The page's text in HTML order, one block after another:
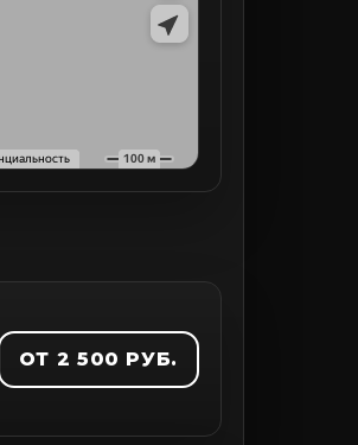
ОТ 2 500 РУБ.